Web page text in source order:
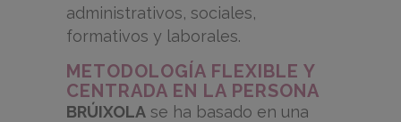
administrativos, sociales,
formativos y laborales.
METODOLOGÍA FLEXIBLE Y
CENTRADA EN LA PERSONA
BRÚIXOLA se ha basado en una